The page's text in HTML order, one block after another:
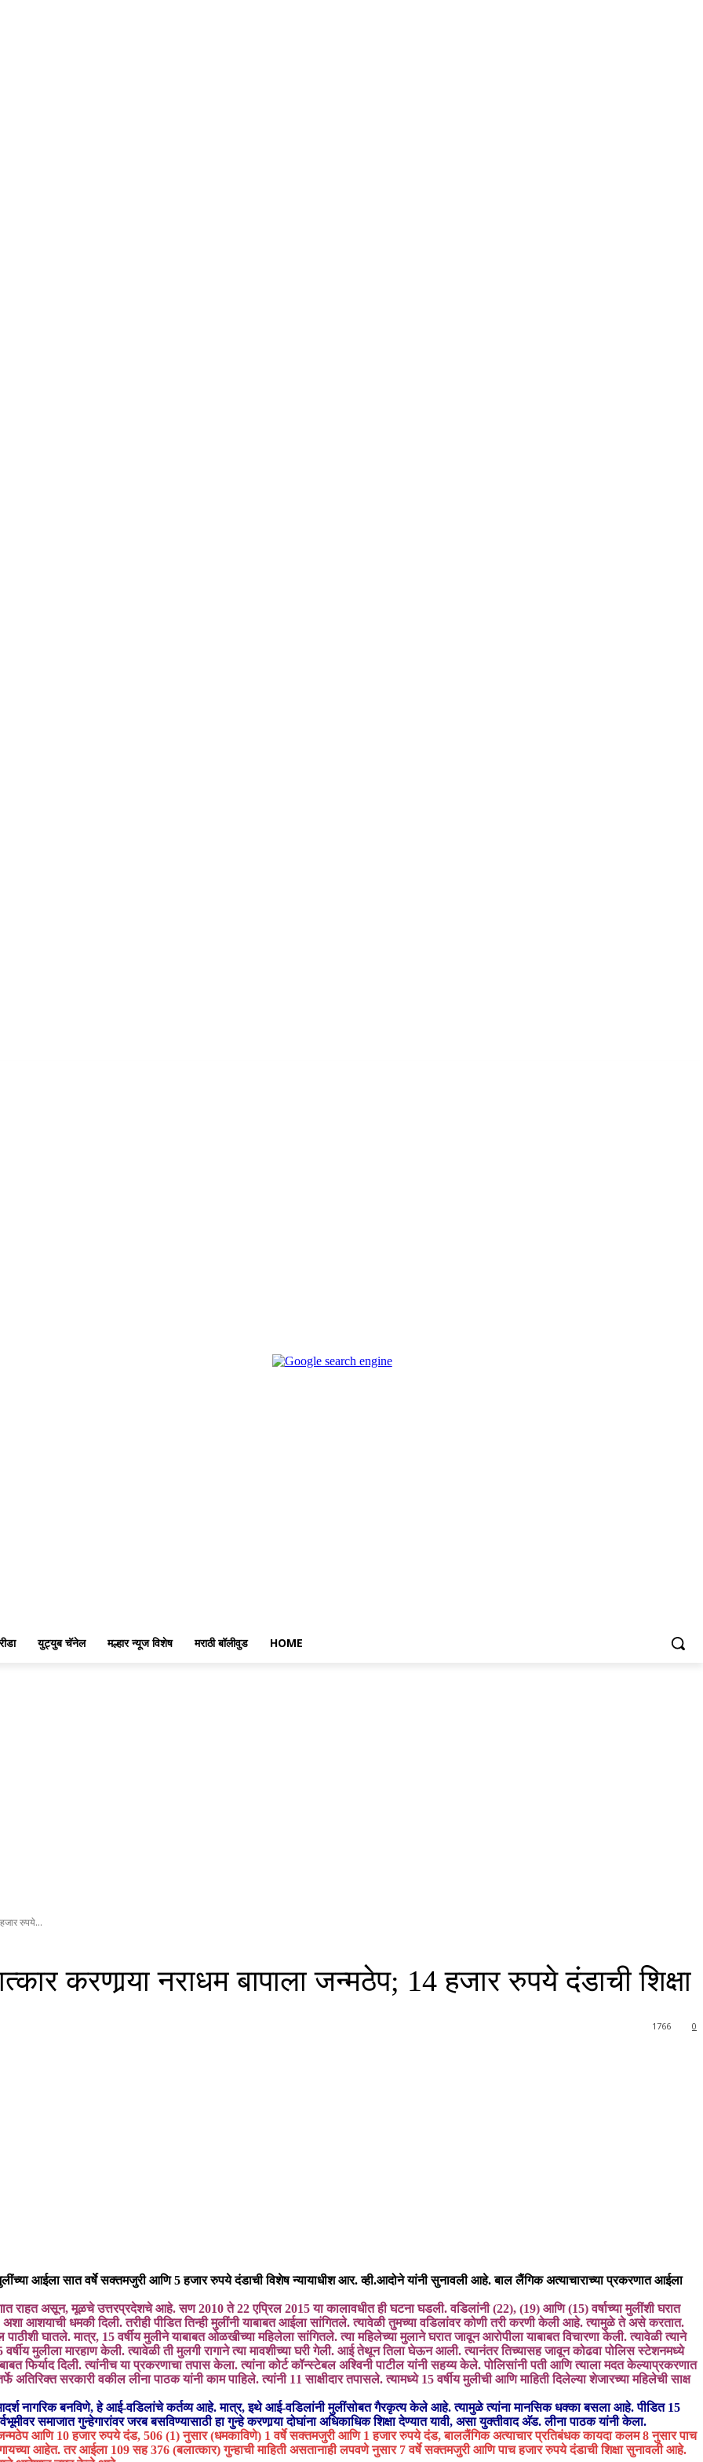
युट्युब चॅनेल मल्हार न्यूज विशेष मराठी बॉलीवुड HOME
रुपये...
करणार्‍या नराधम बापाला जन्मठेप; 14 हजार रुपये दंडाची शिक्षा
0
1766
आईला सात वर्षे सक्तमजुरी आणि 5 हजार रुपये दंडाची विशेष न्यायाधीश आर. व्ही.आदोने यांनी सुनावली आहे. बाल लैंगिक अत्याचाराच्या प्रकरणात आईला
असून, मूळचे उत्तरप्रदेशचे आहे. सण 2010 ते 22 एप्रिल 2015 या कालावधीत ही घटना घडली. वडिलांनी (22), (19) आणि (15) वर्षाच्या मुलींशी घरात
आशयाची धमकी दिली. तरीही पीडित तिन्ही मुलींनी याबाबत आईला सांगितले. त्यावेळी तुमच्या वडिलांवर कोणी तरी करणी केली आहे. त्यामुळे ते असे करतात.
घातले. मात्र, 15 वर्षीय मुलीने याबाबत ओळखीच्या महिलेला सांगितले. त्या महिलेच्या मुलाने घरात जावून आरोपीला याबाबत विचारणा केली. त्यावेळी त्याने
मुलीला मारहाण केली. त्यावेळी ती मुलगी रागाने त्या मावशीच्या घरी गेली. आई तेथून तिला घेऊन आली. त्यानंतर तिच्यासह जावून कोढवा पोलिस स्टेशनमध्ये
फिर्याद दिली. त्यांनीच या प्रकरणाचा तपास केला. त्यांना कोर्ट कॉन्स्टेबल अश्‍विनी पाटील यांनी सहय्‍य केले. पोलिसांनी पती आणि त्याला मदत केल्याप्रकरणात
सरकारी वकील लीना पाठक यांनी काम पाहिले. त्यांनी 11 साक्षीदार तपासले. त्यामध्ये 15 वर्षीय मुलीची आणि माहिती दिलेल्या शेजारच्या महिलेची साक्ष
नागरिक बनविणे, हे आई-वडिलांचे कर्तव्य आहे. मात्र, इथे आई-वडिलांनी मुलींसोबत गैरकृत्य केले आहे. त्यामुळे त्यांना मानसिक धक्का बसला आहे. पीडित 15
समाजात गुन्हेगारांवर जरब बसविण्यासाठी हा गुन्हे करणार्‍या दोघांना अधिकाधिक शिक्षा देण्यात यावी, असा युक्तीवाद अ‍ॅड. लीना पाठक यांनी केला.
आणि 10 हजार रुपये दंड, 506 (1) नुसार (धमकाविणे) 1 वर्षे सक्तमजुरी आणि 1 हजार रुपये दंड, बाललैंगिक अत्याचार प्रतिबंधक कायदा कलम 8 नुसार पाच
आहेत. तर आईला 109 सह 376 (बलात्कार) गुन्हाची माहिती असतानाही लपवणे नुसार 7 वर्षे सक्तमजुरी आणि पाच हजार रुपये दंडाची शिक्षा सुनावली आहे.